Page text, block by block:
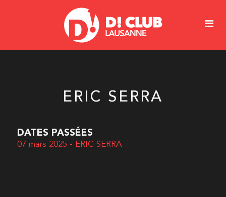
ERIC SERRA
DATES PASSÉES
07 mars 2025 - ERIC SERRA